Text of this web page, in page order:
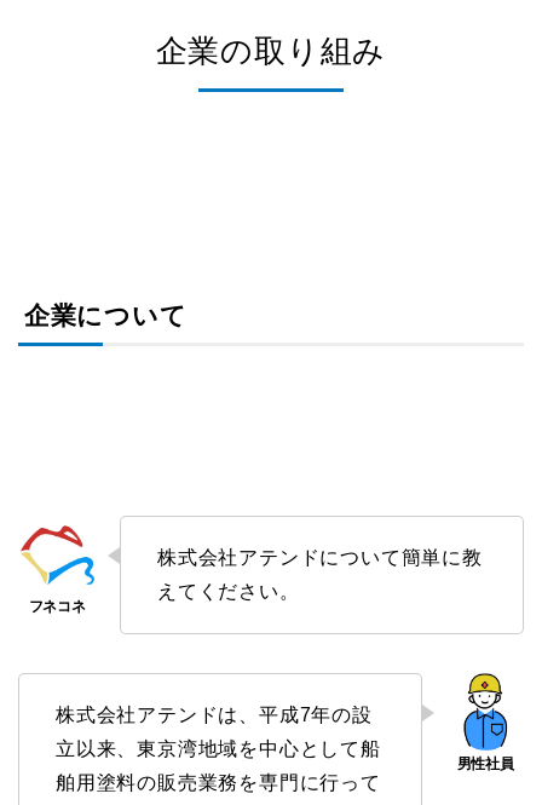
企業の取り組み
企業について
株式会社アテンドについて簡単に教
えてください。
株式会社アテンドは、平成7年の設
立以来、東京湾地域を中心として船
舶用塗料の販売業務を専門に行って